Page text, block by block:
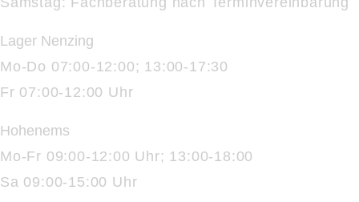
Lager Nenzing
Mo-Do 07:00-12:00; 13:00-17:30
Fr 07:00-12:00 Uhr
Hohenems
Mo-Fr 09:00-12:00 Uhr; 13:00-18:00
Sa 09:00-15:00 Uhr